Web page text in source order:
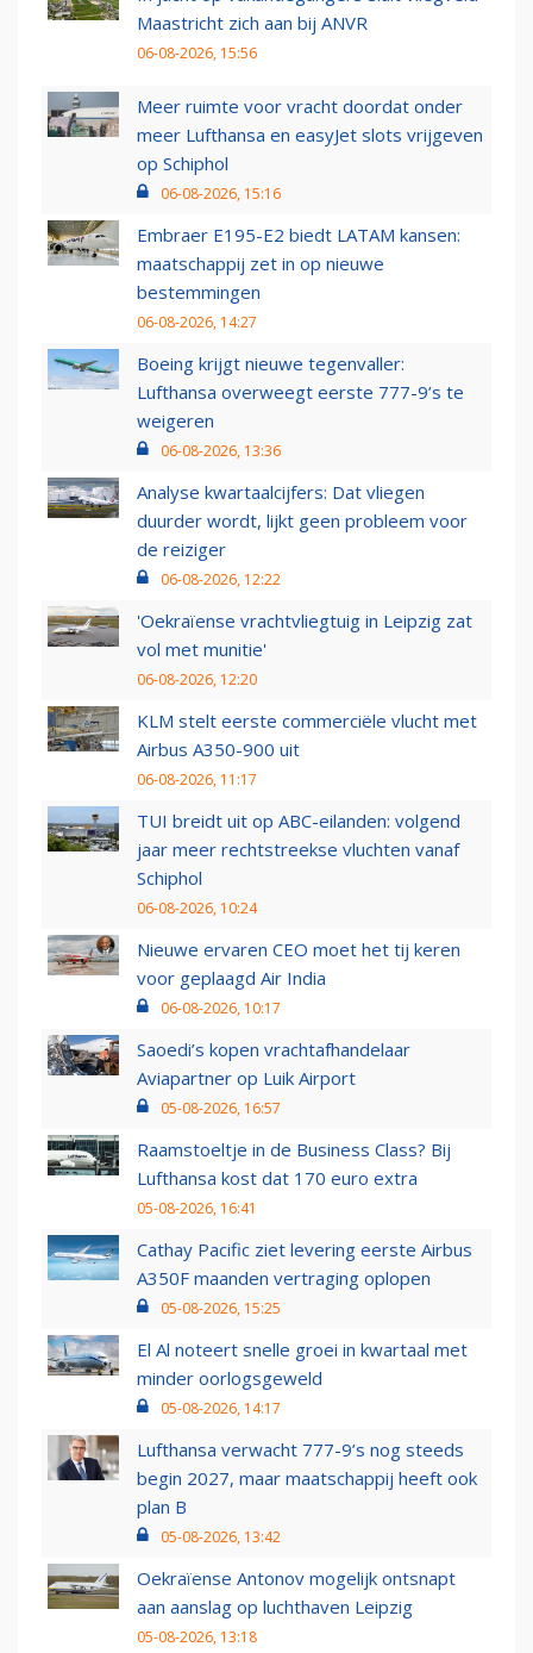
Maastricht zich aan bij ANVR
06-08-2026, 15:56
Meer ruimte voor vracht doordat onder
meer Lufthansa en easyJet slots vrijgeven
op Schiphol
06-08-2026, 15:16
Embraer E195-E2 biedt LATAM kansen:
maatschappij zet in op nieuwe
bestemmingen
06-08-2026, 14:27
Boeing krijgt nieuwe tegenvaller:
Lufthansa overweegt eerste 777-9’s te
weigeren
06-08-2026, 13:36
Analyse kwartaalcijfers: Dat vliegen
duurder wordt, lijkt geen probleem voor
de reiziger
06-08-2026, 12:22
'Oekraïense vrachtvliegtuig in Leipzig zat
vol met munitie'
06-08-2026, 12:20
KLM stelt eerste commerciële vlucht met
Airbus A350-900 uit
06-08-2026, 11:17
TUI breidt uit op ABC-eilanden: volgend
jaar meer rechtstreekse vluchten vanaf
Schiphol
06-08-2026, 10:24
Nieuwe ervaren CEO moet het tij keren
voor geplaagd Air India
06-08-2026, 10:17
Saoedi’s kopen vrachtafhandelaar
Aviapartner op Luik Airport
05-08-2026, 16:57
Raamstoeltje in de Business Class? Bij
Lufthansa kost dat 170 euro extra
05-08-2026, 16:41
Cathay Pacific ziet levering eerste Airbus
A350F maanden vertraging oplopen
05-08-2026, 15:25
El Al noteert snelle groei in kwartaal met
minder oorlogsgeweld
05-08-2026, 14:17
Lufthansa verwacht 777-9’s nog steeds
begin 2027, maar maatschappij heeft ook
plan B
05-08-2026, 13:42
Oekraïense Antonov mogelijk ontsnapt
aan aanslag op luchthaven Leipzig
05-08-2026, 13:18